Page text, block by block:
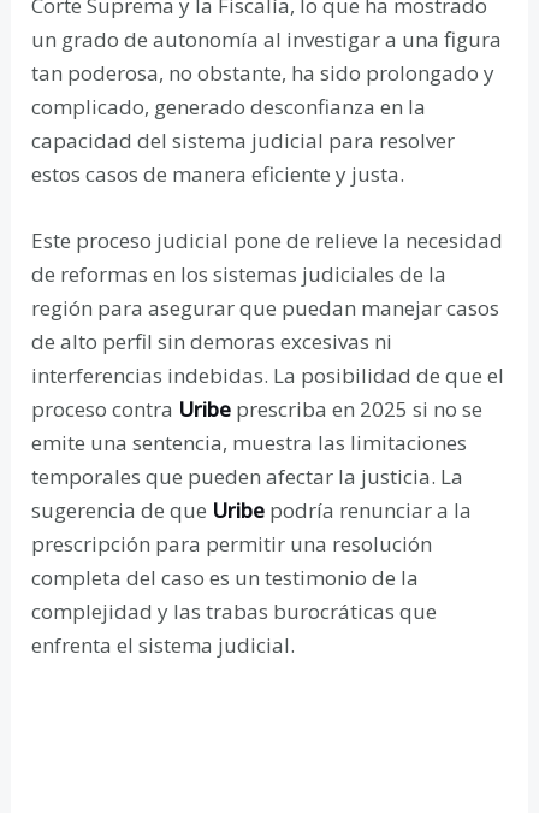
un grado de autonomía al investigar a una figura
tan poderosa, no obstante, ha sido prolongado y
complicado, generado desconfianza en la
capacidad del sistema judicial para resolver
estos casos de manera eficiente y justa.
Este proceso judicial pone de relieve la necesidad
de reformas en los sistemas judiciales de la
región para asegurar que puedan manejar casos
de alto perfil sin demoras excesivas ni
interferencias indebidas. La posibilidad de que el
proceso contra Uribe prescriba en 2025 si no se
emite una sentencia, muestra las limitaciones
temporales que pueden afectar la justicia. La
sugerencia de que Uribe podría renunciar a la
prescripción para permitir una resolución
completa del caso es un testimonio de la
complejidad y las trabas burocráticas que
enfrenta el sistema judicial.